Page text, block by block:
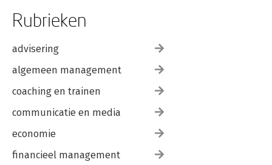
Rubrieken
advisering
algemeen management
coaching en trainen
communicatie en media
economie
financieel management